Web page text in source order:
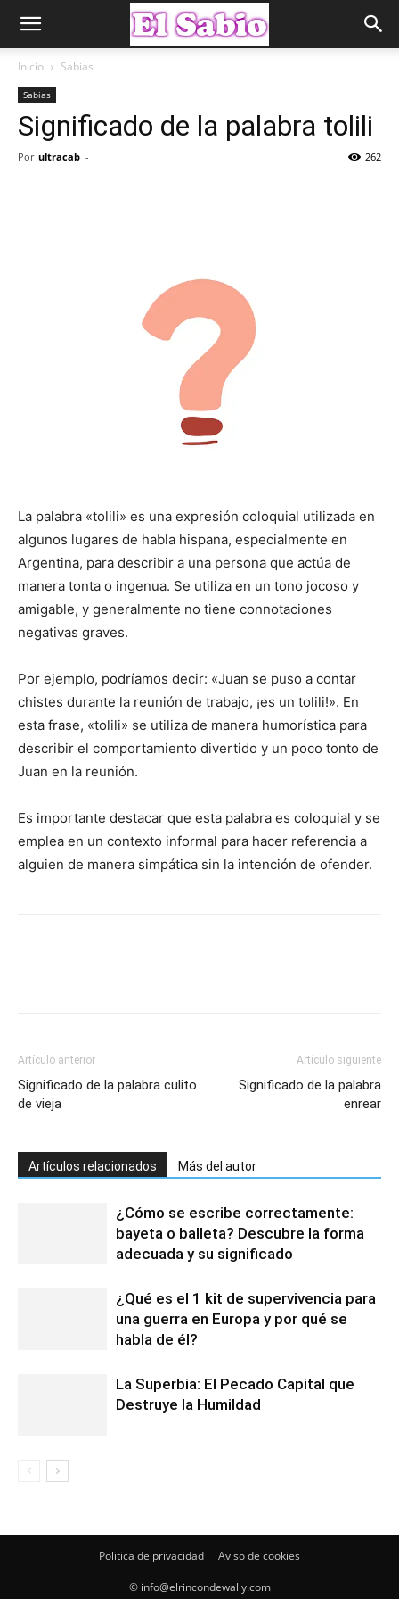
Inicio Sabias
Sabias
Significado de la palabra tolili
Por ultracab - 262
La palabra «tolili» es una expresión coloquial utilizada en
algunos lugares de habla hispana, especialmente en
Argentina, para describir a una persona que actúa de
manera tonta o ingenua. Se utiliza en un tono jocoso y
amigable, y generalmente no tiene connotaciones
negativas graves.
Por ejemplo, podríamos decir: «Juan se puso a contar
chistes durante la reunión de trabajo, ¡es un tolili!». En
esta frase, «tolili» se utiliza de manera humorística para
describir el comportamiento divertido y un poco tonto de
Juan en la reunión.
Es importante destacar que esta palabra es coloquial y se
emplea en un contexto informal para hacer referencia a
alguien de manera simpática sin la intención de ofender.
Artículo anterior
Significado de la palabra culito
de vieja
Artículo siguiente
Significado de la palabra
enrear
Artículos relacionados Más del autor
¿Cómo se escribe correctamente:
bayeta o balleta? Descubre la forma
adecuada y su significado
¿Qué es el 1 kit de supervivencia para
una guerra en Europa y por qué se
habla de él?
La Superbia: El Pecado Capital que
Destruye la Humildad
Politica de privacidad Aviso de cookies
© info@elrincondewally.com